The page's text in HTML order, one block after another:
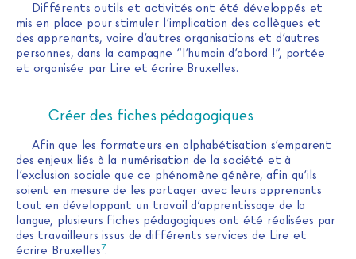
Différents outils et activités ont été développés et
mis en place pour stimuler l’implication des collègues et
des apprenants, voire d’autres organisations et d’autres
personnes, dans la campagne “l’humain d’abord !”, portée
et organisée par Lire et écrire Bruxelles.
Créer des fiches pédagogiques
Afin que les formateurs en alphabétisation s’emparent
des enjeux liés à la numérisation de la société et à
l’exclusion sociale que ce phénomène génère, afin qu’ils
soient en mesure de les partager avec leurs apprenants
tout en développant un travail d’apprentissage de la
langue, plusieurs fiches pédagogiques ont été réalisées par
des travailleurs issus de différents services de Lire et
écrire Bruxelles7.